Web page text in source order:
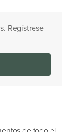
Regístrese